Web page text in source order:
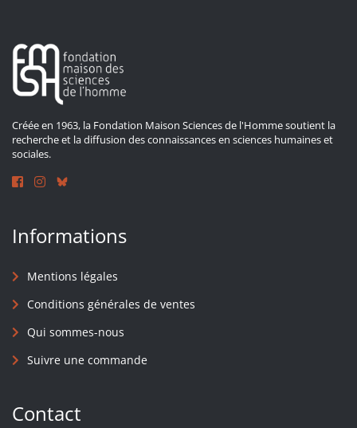
Créée en 1963, la Fondation Maison Sciences de l'Homme soutient la
recherche et la diffusion des connaissances en sciences humaines et
sociales.
Informations
Mentions légales
Conditions générales de ventes
Qui sommes-nous
Suivre une commande
Contact